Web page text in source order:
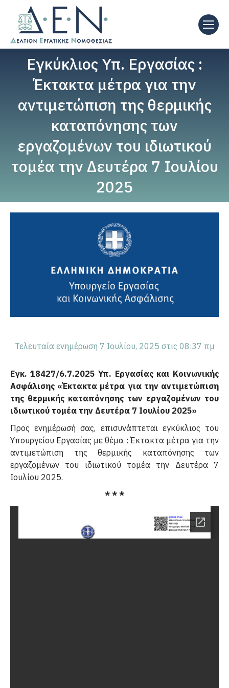
Εγκύκλιος Υπ. Εργασίας :
Έκτακτα μέτρα για την
αντιμετώπιση της θερμικής
καταπόνησης των
εργαζομένων του ιδιωτικού
τομέα την Δευτέρα 7 Ιουλίου
2025
Τελευταία ενημέρωση 7 Ιουλίου, 2025 στις 08:37 πμ
Εγκ. 18427/6.7.2025 Υπ. Εργασίας και Κοινωνικής
Ασφάλισης «Έκτακτα μέτρα για την αντιμετώπιση
της θερμικής καταπόνησης των εργαζομένων του
ιδιωτικού τομέα την Δευτέρα 7 Ιουλίου 2025»
Προς ενημέρωσή σας, επισυνάπτεται εγκύκλιος του
Υπουργείου Εργασίας με θέμα : Έκτακτα μέτρα για την
αντιμετώπιση της θερμικής καταπόνησης των
εργαζομένων του ιδιωτικού τομέα την Δευτέρα 7
Ιουλίου 2025.
* * *